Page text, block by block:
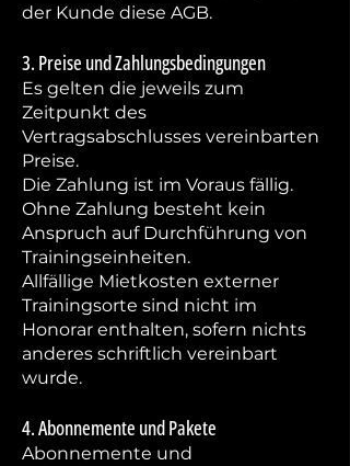
der Kunde diese AGB.
3. Preise und Zahlungsbedingungen
Es gelten die jeweils zum
Zeitpunkt des
Vertragsabschlusses vereinbarten
Preise.
Die Zahlung ist im Voraus fällig.
Ohne Zahlung besteht kein
Anspruch auf Durchführung von
Trainingseinheiten.
Allfällige Mietkosten externer
Trainingsorte sind nicht im
Honorar enthalten, sofern nichts
anderes schriftlich vereinbart
wurde.
4. Abonnemente und Pakete
Abonnemente und